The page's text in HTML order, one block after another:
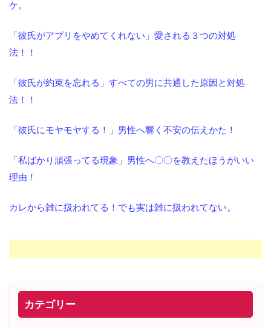
ケ。
「彼氏がアプリをやめてくれない」愛される３つの対処
法！！
「彼氏が約束を忘れる」すべての男に共通した原因と対処
法！！
「彼氏にモヤモヤする！」男性へ響く不安の伝えかた！
「私ばかり頑張ってる現象」男性へ〇〇を教えたほうがいい
理由！
カレから雑に扱われてる！でも実は雑に扱われてない。
カテゴリー